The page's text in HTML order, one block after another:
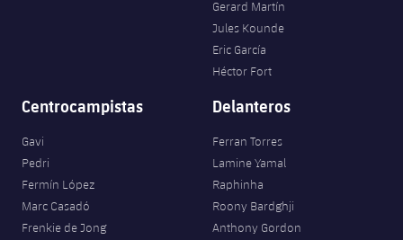
Gerard Martín
Jules Kounde
Eric García
Héctor Fort
Centrocampistas
Gavi
Pedri
Fermín López
Marc Casadó
Frenkie de Jong
Delanteros
Ferran Torres
Lamine Yamal
Raphinha
Roony Bardghji
Anthony Gordon